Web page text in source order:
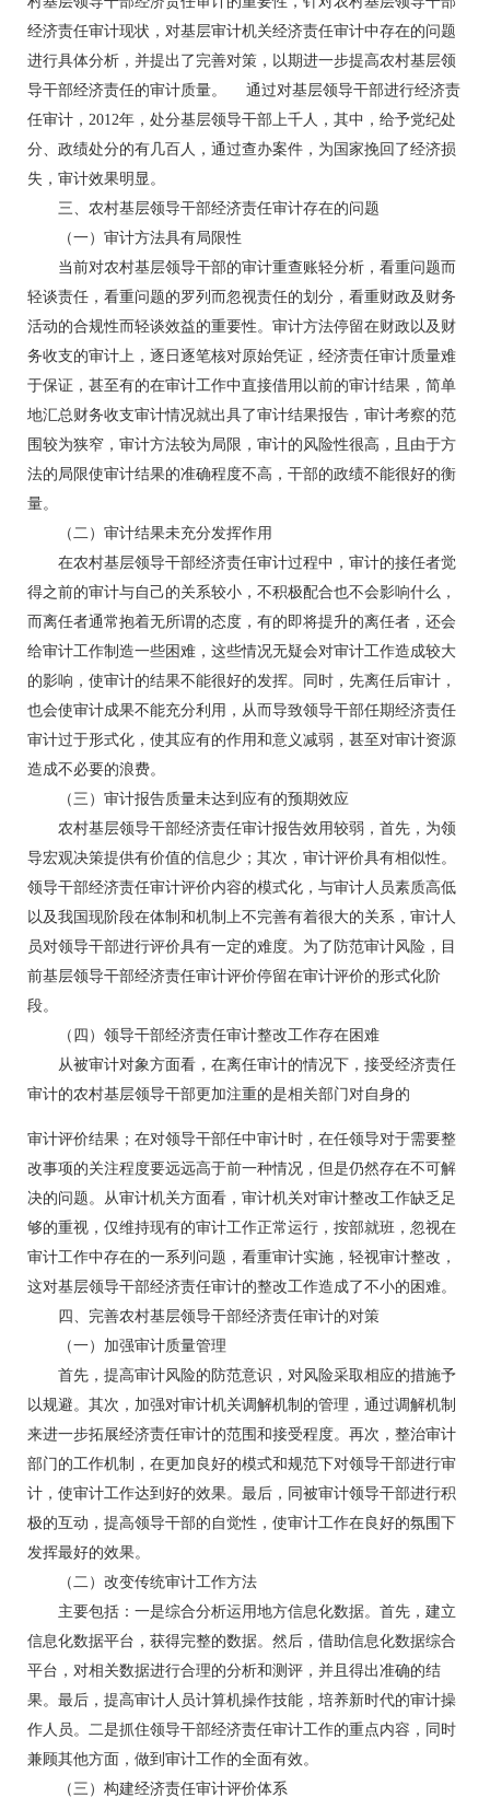
经济责任审计现状，对基层审计机关经济责任审计中存在的问题
进行具体分析，并提出了完善对策，以期进一步提高农村基层领
导干部经济责任的审计质量。 通过对基层领导干部进行经济责
任审计，2012年，处分基层领导干部上千人，其中，给予党纪处
分、政绩处分的有几百人，通过查办案件，为国家挽回了经济损
失，审计效果明显。
三、农村基层领导干部经济责任审计存在的问题
（一）审计方法具有局限性
当前对农村基层领导干部的审计重查账轻分析，看重问题而
轻谈责任，看重问题的罗列而忽视责任的划分，看重财政及财务
活动的合规性而轻谈效益的重要性。审计方法停留在财政以及财
务收支的审计上，逐日逐笔核对原始凭证，经济责任审计质量难
于保证，甚至有的在审计工作中直接借用以前的审计结果，简单
地汇总财务收支审计情况就出具了审计结果报告，审计考察的范
围较为狭窄，审计方法较为局限，审计的风险性很高，且由于方
法的局限使审计结果的准确程度不高，干部的政绩不能很好的衡
量。
（二）审计结果未充分发挥作用
在农村基层领导干部经济责任审计过程中，审计的接任者觉
得之前的审计与自己的关系较小，不积极配合也不会影响什么，
而离任者通常抱着无所谓的态度，有的即将提升的离任者，还会
给审计工作制造一些困难，这些情况无疑会对审计工作造成较大
的影响，使审计的结果不能很好的发挥。同时，先离任后审计，
也会使审计成果不能充分利用，从而导致领导干部任期经济责任
审计过于形式化，使其应有的作用和意义减弱，甚至对审计资源
造成不必要的浪费。
（三）审计报告质量未达到应有的预期效应
农村基层领导干部经济责任审计报告效用较弱，首先，为领
导宏观决策提供有价值的信息少；其次，审计评价具有相似性。
领导干部经济责任审计评价内容的模式化，与审计人员素质高低
以及我国现阶段在体制和机制上不完善有着很大的关系，审计人
员对领导干部进行评价具有一定的难度。为了防范审计风险，目
前基层领导干部经济责任审计评价停留在审计评价的形式化阶
段。
（四）领导干部经济责任审计整改工作存在困难
从被审计对象方面看，在离任审计的情况下，接受经济责任
审计的农村基层领导干部更加注重的是相关部门对自身的
审计评价结果；在对领导干部任中审计时，在任领导对于需要整
改事项的关注程度要远远高于前一种情况，但是仍然存在不可解
决的问题。从审计机关方面看，审计机关对审计整改工作缺乏足
够的重视，仅维持现有的审计工作正常运行，按部就班，忽视在
审计工作中存在的一系列问题，看重审计实施，轻视审计整改，
这对基层领导干部经济责任审计的整改工作造成了不小的困难。
四、完善农村基层领导干部经济责任审计的对策
（一）加强审计质量管理
首先，提高审计风险的防范意识，对风险采取相应的措施予
以规避。其次，加强对审计机关调解机制的管理，通过调解机制
来进一步拓展经济责任审计的范围和接受程度。再次，整治审计
部门的工作机制，在更加良好的模式和规范下对领导干部进行审
计，使审计工作达到好的效果。最后，同被审计领导干部进行积
极的互动，提高领导干部的自觉性，使审计工作在良好的氛围下
发挥最好的效果。
（二）改变传统审计工作方法
主要包括：一是综合分析运用地方信息化数据。首先，建立
信息化数据平台，获得完整的数据。然后，借助信息化数据综合
平台，对相关数据进行合理的分析和测评，并且得出准确的结
果。最后，提高审计人员计算机操作技能，培养新时代的审计操
作人员。二是抓住领导干部经济责任审计工作的重点内容，同时
兼顾其他方面，做到审计工作的全面有效。
（三）构建经济责任审计评价体系